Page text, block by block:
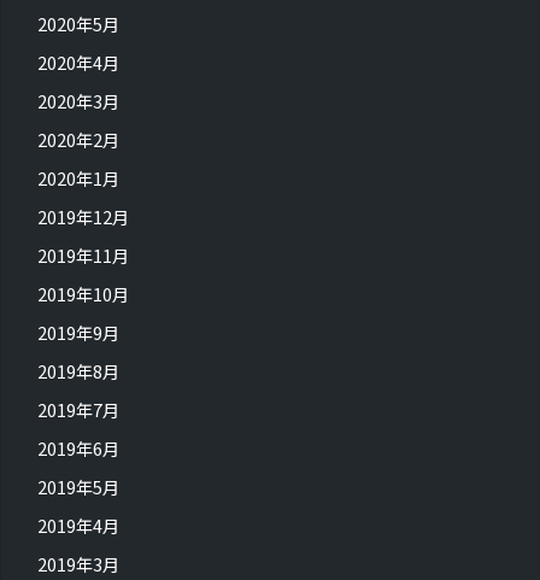
2020年5月
2020年4月
2020年3月
2020年2月
2020年1月
2019年12月
2019年11月
2019年10月
2019年9月
2019年8月
2019年7月
2019年6月
2019年5月
2019年4月
2019年3月